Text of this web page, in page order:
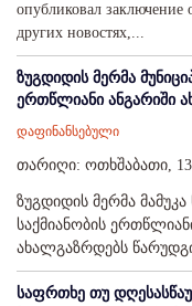
опубликовал
других новостях,...
ზუგდიდის მერმა
ერთწლიანი ანგარიში
დაფინანსებული
თარიღი: ოთხშაბათი, 13
ზუგდიდის მერმა
საქმიანობის
ახალგაზრდებს
საფრთხე თუ